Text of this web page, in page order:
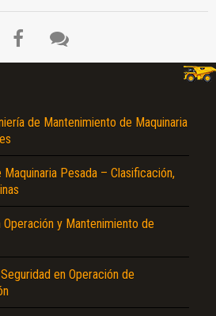
de Mantenimiento de Maquinaria
Pesada – Clasificación,
y Mantenimiento de
en Operación de
según el contenido.
de portada son erróneos.
no se visualiza el contenido.
tipo de error...